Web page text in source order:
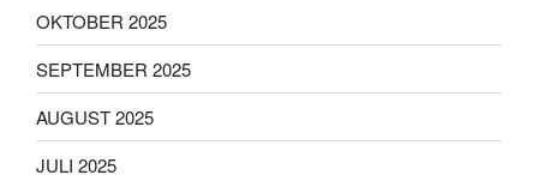
OKTOBER 2025
SEPTEMBER 2025
AUGUST 2025
JULI 2025